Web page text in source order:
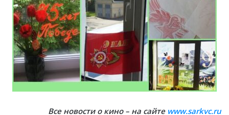
Все новости о кино – на сайте www.sarkvc.ru